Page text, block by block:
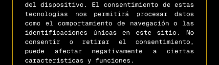
del dispositivo. El consentimiento de estas
tecnologías nos permitirá procesar datos
como el comportamiento de navegación o las
identificaciones únicas en este sitio. No
consentir o retirar el consentimiento,
puede afectar negativamente a ciertas
características y funciones.
Copyright © 2025 - Diseño by